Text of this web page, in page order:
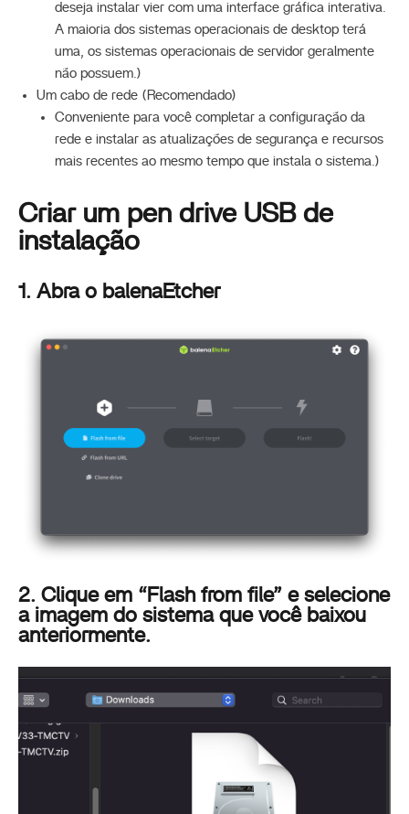
deseja instalar vier com uma interface gráfica interativa.
A maioria dos sistemas operacionais de desktop terá
uma, os sistemas operacionais de servidor geralmente
não possuem.)
Um cabo de rede (Recomendado)
Conveniente para você completar a configuração da
rede e instalar as atualizações de segurança e recursos
mais recentes ao mesmo tempo que instala o sistema.)
Criar um pen drive USB de
instalação
1. Abra o balenaEtcher
2. Clique em “Flash from file” e selecione
a imagem do sistema que você baixou
anteriormente.